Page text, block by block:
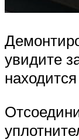
увидите